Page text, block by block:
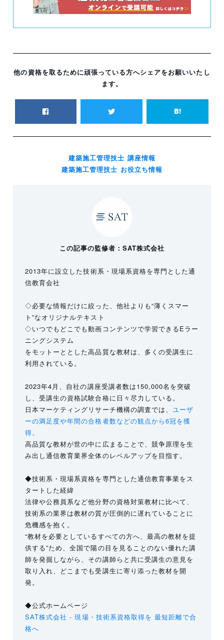
他の資格を取るために頑張っている方へシェアをお願いいたし
ます。
建築施工管理技士 講座情報
建築施工管理技士 お役立ち情報
この記事の監修者：SAT株式会社
2013年に設立した技術系・現場系資格を専門とした通
信教育会社
◇必要な情報だけに絞った、他社よりも“薄くスマー
ト”なオリジナルテキスト
◇いつでもどこでも動画コンテンツで学習できるEラー
ニングシステム
をモットーととした高品質な教材は、多くの受講生に
利用されている。
2023年4月、自社の講座受講者数は150,000名を突破
し、受講生の資格試験合格に日々尽力している。
日本マーケティングリサーチ機構の調査では、 ユーザ
ーの満足度や年間の合格者数などの観点から6冠を獲
得。
高品質な教材が世の中に広まることで、競争原理を生
み出し通信教育業界全体のレベルアップを目指す。
◆技術系・現場系資格を専門とした通信教育事業をス
タートした経緯
法律や公務員系など他分野の資格対策教材に比べて、
技術系の業界は教材の質が圧倒的に遅れていることに
危機感を抱く。
“教材を必要としているすべての方へ、最高の教材を提
供する”ため、全国で陽の目を見ることのない優れた講
師を発掘しながら、その講師らと共に受講生の意見を
取り入れ、どこまでも受講生に寄り添った教材を開
発。
◆公式ホームページ
SAT株式会社 - 現場・技術系資格取得を 最短距離で合
格へ